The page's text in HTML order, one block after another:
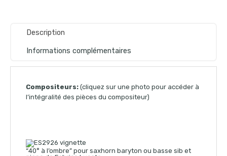
Description
Informations complémentaires
Compositeurs: (cliquez sur une photo pour accéder à
l’intégralité des pièces du compositeur)
“40° à l’ombre” pour saxhorn baryton ou basse sib et